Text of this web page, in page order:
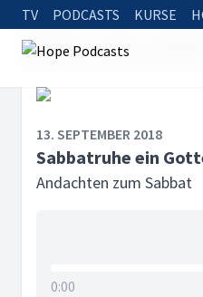
TV PODCASTS KURSE
Startseite
Sabbatruhe ein Gottesgeschenk
13. SEPTEMBER 2018
Sabbatruhe ein
Andachten zum Sabbat
0:00